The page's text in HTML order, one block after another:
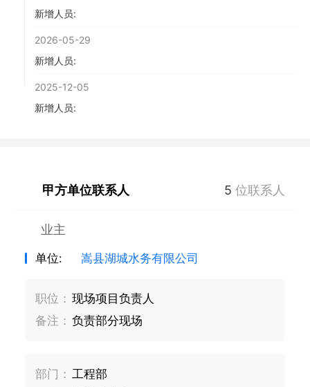
新增人员:
2026-05-29
新增人员:
2025-12-05
新增人员:
甲方单位联系人 5 位联系人
业主
单位: 嵩县湖城水务有限公司
职位： 现场项目负责人
备注： 负责部分现场
部门： 工程部